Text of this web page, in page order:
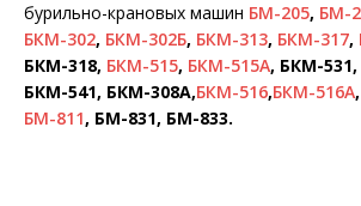
бурильно-крановых машин БМ-205, БМ-
БКМ-302, БКМ-302Б, БКМ-313, БКМ-317,
БКМ-318, БКМ-515, БКМ-515А, БКМ-
БКМ-541, БКМ-308А,БКМ-516,БКМ-516А,
БМ-811, БМ-831, БМ-833.